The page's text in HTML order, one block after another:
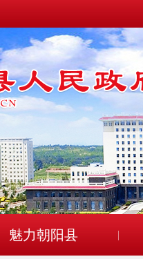
魅力朝阳县